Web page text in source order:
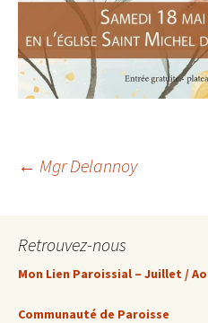
Navigation
des
articles
← Mgr Delannoy
Retrouvez-nous
Mon Lien Paroissial – Juillet /
Communauté de Paroisse